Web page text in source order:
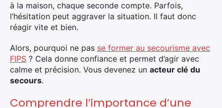
à la maison, chaque seconde compte. Parfois,
l’hésitation peut aggraver la situation. Il faut donc
réagir vite et bien.
Alors, pourquoi ne pas se former au secourisme avec
FIPS ? Cela donne confiance et permet d’agir avec
calme et précision. Vous devenez un acteur clé du
secours.
Comprendre l’importance d’une